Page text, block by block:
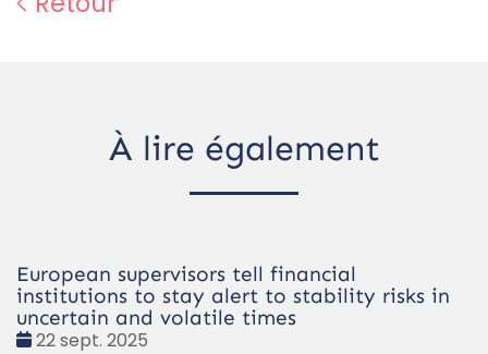
À lire également
European supervisors tell financial
institutions to stay alert to stability risks in
uncertain and volatile times
Date
22 sept. 2025